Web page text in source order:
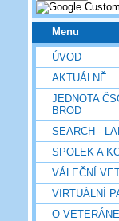
Menu
ÚVOD
AKTUÁLNĚ
JEDNOTA
BROD
SEARCH -
SPOLEK A
VÁLEČNÍ
VIRTUÁLNÍ
O